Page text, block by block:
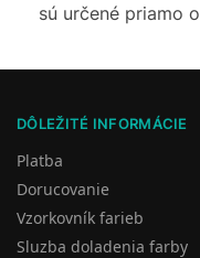
sú určené priamo
DÔLEŽITÉ INFORMÁCIE
Platba
Dorucovanie
Vzorkovník farieb
Sluzba doladenia farby